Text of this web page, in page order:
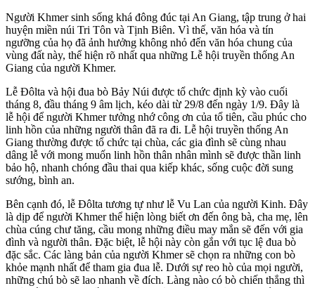
Người Khmer sinh sống khá đông đúc tại An Giang, tập trung ở hai
huyện miền núi Tri Tôn và Tịnh Biên. Vì thế, văn hóa và tín
ngưỡng của họ đã ảnh hưởng không nhỏ đến văn hóa chung của
vùng đất này, thể hiện rõ nhất qua những Lễ hội truyền thống An
Giang của người Khmer.
Lễ Đôlta và hội đua bò Bảy Núi được tổ chức định kỳ vào cuối
tháng 8, đầu tháng 9 âm lịch, kéo dài từ 29/8 đến ngày 1/9. Đây là
lễ hội để người Khmer tưởng nhớ công ơn của tổ tiên, cầu phúc cho
linh hồn của những người thân đã ra đi. Lễ hội truyền thống An
Giang thường được tổ chức tại chùa, các gia đình sẽ cùng nhau
dâng lễ với mong muốn linh hồn thân nhân mình sẽ được thần linh
bảo hộ, nhanh chóng đầu thai qua kiếp khác, sống cuộc đời sung
sướng, bình an.
Bên cạnh đó, lễ Đôlta tương tự như lễ Vu Lan của người Kinh. Đây
là dịp để người Khmer thể hiện lòng biết ơn đến ông bà, cha mẹ, lên
chùa cúng chư tăng, cầu mong những điều may mắn sẽ đến với gia
đình và người thân. Đặc biệt, lễ hội này còn gắn với tục lệ đua bò
đặc sắc. Các làng bản của người Khmer sẽ chọn ra những con bò
khỏe mạnh nhất để tham gia đua lễ. Dưới sự reo hò của mọi người,
những chú bò sẽ lao nhanh về đích. Làng nào có bò chiến thắng thì